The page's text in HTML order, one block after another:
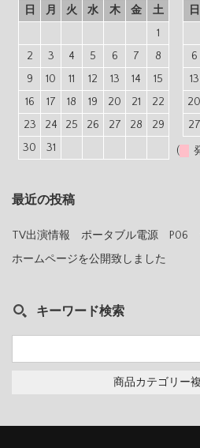
日
月 火 水 木 金
土
1
2
3 4 5 6 7
8
9
10 11 12 13 14
15
16
17 18 19 20 21
22
23
24 25 26 27 28
29
30
31
日
6
13
20
27
(
最近の投稿
TV出演情報 ポータブル電源 P06
ホームページを公開致しました
キーワード検索
商品カテゴリー